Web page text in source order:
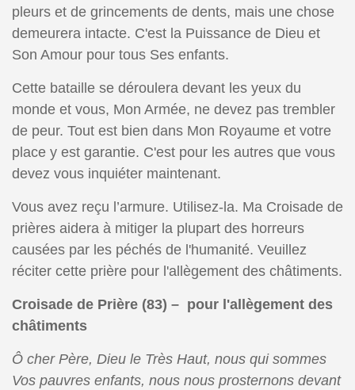
pleurs et de grincements de dents, mais une chose
demeurera intacte. C'est la Puissance de Dieu et
Son Amour pour tous Ses enfants.
Cette bataille se déroulera devant les yeux du
monde et vous, Mon Armée, ne devez pas trembler
de peur. Tout est bien dans Mon Royaume et votre
place y est garantie. C'est pour les autres que vous
devez vous inquiéter maintenant.
Vous avez reçu l’armure. Utilisez-la. Ma Croisade de
prières aidera à mitiger la plupart des horreurs
causées par les péchés de l'humanité. Veuillez
réciter cette prière pour l'allègement des châtiments.
Croisade de Prière (83) – pour l'allègement des
châtiments
Ô cher Père, Dieu le Très Haut, nous qui sommes
Vos pauvres enfants, nous nous prosternons devant